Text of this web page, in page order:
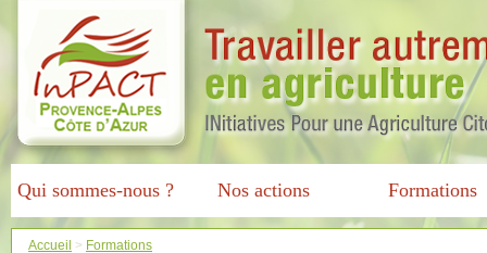
Qui sommes-nous ? Nos actions Formations
Accueil > Formations